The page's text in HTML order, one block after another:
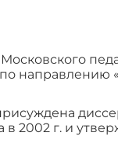
направлению
в 2002 г. и